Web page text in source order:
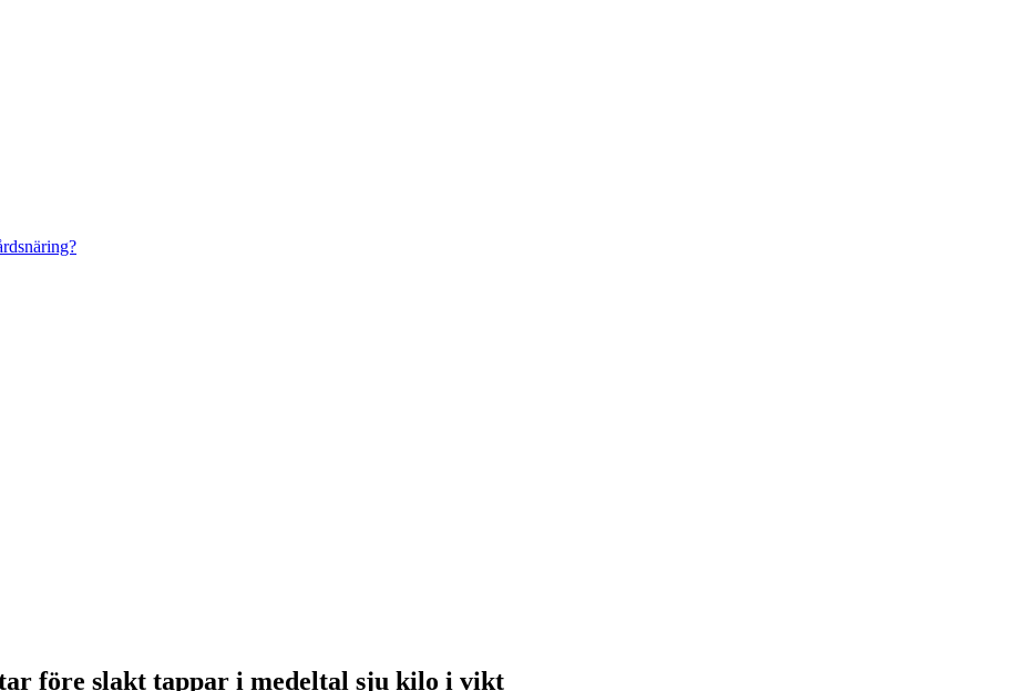
före slakt tappar i medeltal sju kilo i vikt